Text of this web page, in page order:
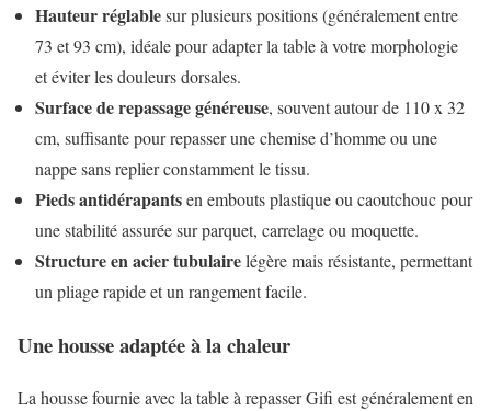
Hauteur réglablesur plusieurs positions (généralement entre
73 et 93 cm), idéale pour adapter la table à votre morphologie
et éviter les douleurs dorsales.
Surface de repassage généreuse, souvent autour de 110 x 32
cm, suffisante pour repasser une chemise d’homme ou une
nappe sans replier constamment le tissu.
Pieds antidérapantsen embouts plastique ou caoutchouc pour
une stabilité assurée sur parquet, carrelage ou moquette.
Structure en acier tubulairelégère mais résistante, permettant
un pliage rapide et un rangement facile.
Une housse adaptée à la chaleur
La housse fournie avec la table à repasser Gifi est généralement en